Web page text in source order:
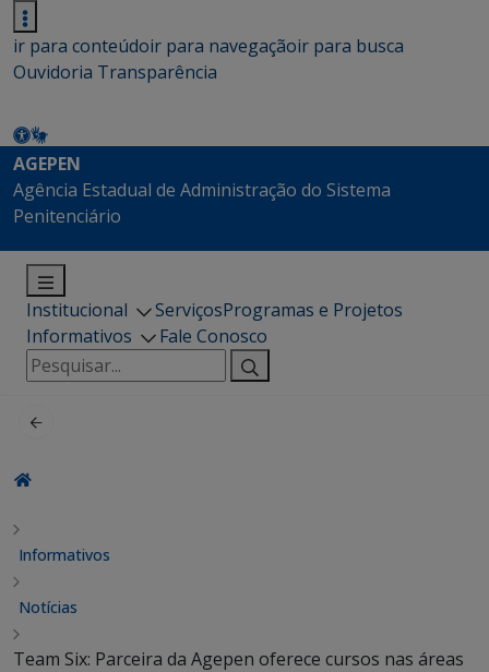
ir para conteúdoir para navegaçãoir para busca
Ouvidoria Transparência
AGEPEN
Agência Estadual de Administração do Sistema
Penitenciário
Institucional ServiçosProgramas e Projetos
Informativos
Fale Conosco
Pesquisar
por:
Informativos
Notícias
Team Six: Parceira da Agepen oferece cursos nas áreas